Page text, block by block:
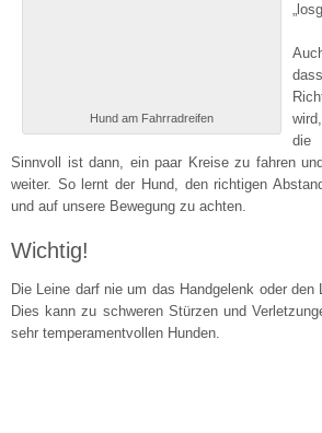
Hund am Fahrradreifen
die
Sinnvoll ist dann, ein paar Kreise zu fahren
weiter. So lernt der Hund, den richtigen
und auf unsere Bewegung zu achten.
Wichtig!
Die Leine darf nie um das Handgelenk oder den
Dies kann zu schweren Stürzen und
sehr temperamentvollen Hunden.